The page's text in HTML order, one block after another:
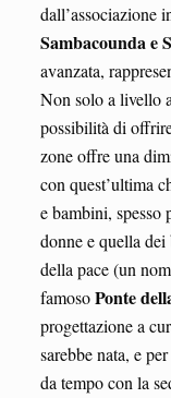
dall’associazione
Sambacounda e
avanzata,
Non solo a livello
possibilità di
zone offre una
con quest’ultima
e bambini, spesso
donne e quella
della pace (un
famosoPonte
progettazione a
sarebbe nata, e
da tempo con la